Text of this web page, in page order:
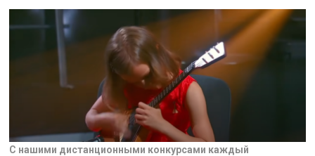
С нашими дистанционными конкурсами каждый